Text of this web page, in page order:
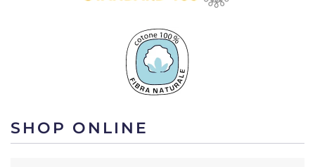
SHOP ONLINE